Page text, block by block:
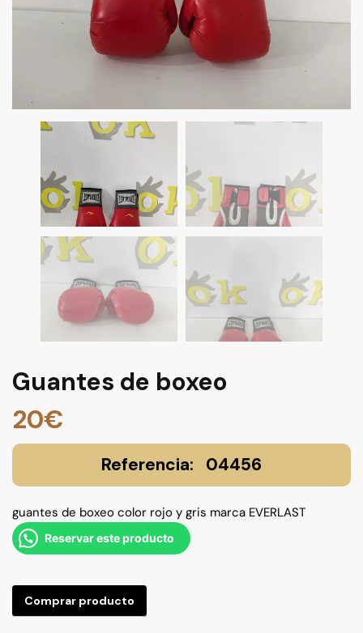
Guantes de boxeo
20€
04456
guantes de boxeo color rojo y gris marca EVERLAST
Reservar este producto
Comprar producto